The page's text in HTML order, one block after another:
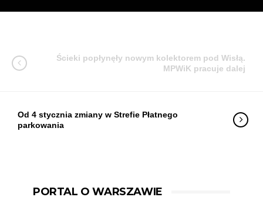
Ścieki popłynęły nowym kolektorem pod Wisłą.
MPWiK pracuje dalej
Od 4 stycznia zmiany w Strefie Płatnego
parkowania
PORTAL O WARSZAWIE